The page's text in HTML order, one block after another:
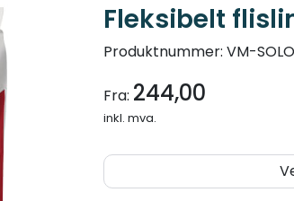
Fleksibelt
Produktnummer: VM-
Fra: 244,00
inkl. mva.